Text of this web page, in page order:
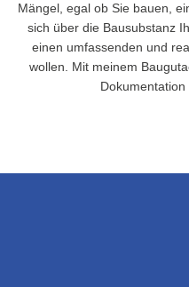
Mängel, egal ob Sie bauen,
sich über die Bausubstanz
einen umfassenden und
wollen. Mit meinem